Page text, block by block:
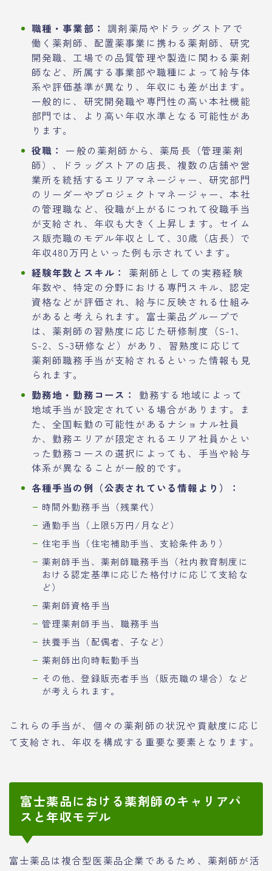
職種・事業部： 調剤薬局やドラッグストアで
働く薬剤師、配置薬事業に携わる薬剤師、研究
開発職、工場での品質管理や製造に関わる薬剤
師など、所属する事業部や職種によって給与体
系や評価基準が異なり、年収にも差が出ます。
一般的に、研究開発職や専門性の高い本社機能
部門では、より高い年収水準となる可能性があ
ります。
役職：
一般の薬剤師から、薬局長（管理薬剤
師）、ドラッグストアの店長、複数の店舗や営
業所を統括するエリアマネージャー、研究部門
のリーダーやプロジェクトマネージャー、本社
の管理職など、役職が上がるにつれて役職手当
が支給され、年収も大きく上昇します。セイム
ス販売職のモデル年収として、30歳（店長）で
年収480万円といった例も示されています。
経験年数とスキル：
薬剤師としての実務経験
年数や、特定の分野における専門スキル、認定
資格などが評価され、給与に反映される仕組み
があると考えられます。富士薬品グループで
は、薬剤師の習熟度に応じた研修制度（S-1、
S-2、S-3研修など）があり、習熟度に応じて
薬剤師職務手当が支給されるといった情報も見
られます。
勤務地・勤務コース：
勤務する地域によって
地域手当が設定されている場合があります。ま
た、全国転勤の可能性があるナショナル社員
か、勤務エリアが限定されるエリア社員かとい
った勤務コースの選択によっても、手当や給与
体系が異なることが一般的です。
各種手当の例（公表されている情報より）：
時間外勤務手当（残業代）
通勤手当（上限5万円/月など）
住宅手当（住宅補助手当、支給条件あり）
薬剤師手当、薬剤師職務手当（社内教育制度に
おける認定基準に応じた格付けに応じて支給な
ど）
薬剤師資格手当
管理薬剤師手当、職務手当
扶養手当（配偶者、子など）
薬剤師出向時転勤手当
その他、登録販売者手当（販売職の場合）など
が考えられます。
これらの手当が、個々の薬剤師の状況や貢献度に応じ
て支給され、年収を構成する重要な要素となります。
富士薬品における薬剤師のキャリアパ
スと年収モデル
富士薬品は複合型医薬品企業であるため、薬剤師が活